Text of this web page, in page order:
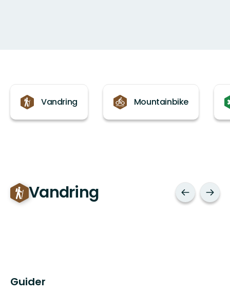
Vandring
Mountainbike
Vandring
Guider